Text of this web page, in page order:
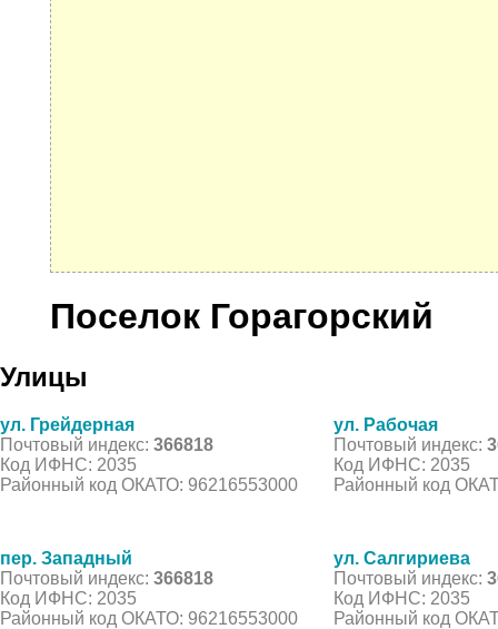
Поселок Горагорский
Улицы
ул. Грейдерная
Почтовый индекс: 366818
Код ИФНС: 2035
Районный код ОКАТО: 96216553000
ул. Рабочая
Почтовый индекс:
Код ИФНС: 2035
Районный код
пер. Западный
Почтовый индекс: 366818
Код ИФНС: 2035
Районный код ОКАТО: 96216553000
ул. Салгириева
Почтовый индекс:
Код ИФНС: 2035
Районный код